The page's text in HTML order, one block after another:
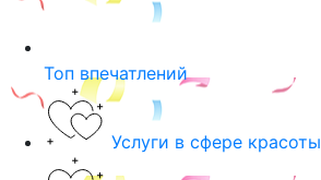
Топ впечатлений
Услуги в сфере красоты